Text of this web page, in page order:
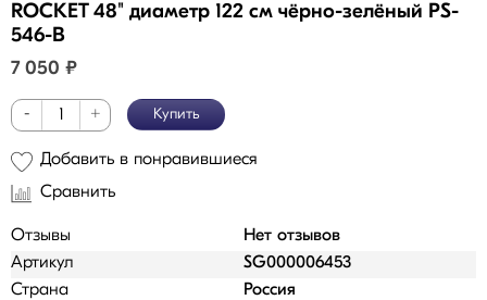
ROCKET 48" диаметр 122 см чёрно-зелёный PS-
546-B
7 050 ₽
- + Купить
Добавить в понравившиеся
Сравнить
Отзывы
Нет отзывов
Артикул
SG000006453
Страна
Россия